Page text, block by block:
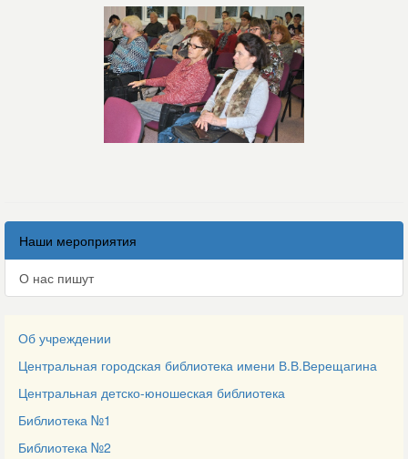
Наши мероприятия
О нас пишут
Об учреждении
Центральная городская библиотека имени В.В.Верещагина
Центральная детско-юношеская библиотека
Библиотека №1
Библиотека №2